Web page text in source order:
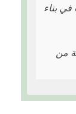
بناء
من